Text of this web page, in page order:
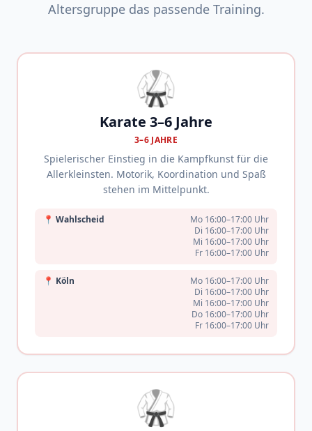
Altersgruppe das passende Training.
🥋
Karate 3–6 Jahre
3–6 JAHRE
Spielerischer Einstieg in die Kampfkunst für die
Allerkleinsten. Motorik, Koordination und Spaß
stehen im Mittelpunkt.
📍 Wahlscheid
Mo 16:00–17:00 Uhr
Di 16:00–17:00 Uhr
Mi 16:00–17:00 Uhr
Fr 16:00–17:00 Uhr
📍 Köln
Mo 16:00–17:00 Uhr
Di 16:00–17:00 Uhr
Mi 16:00–17:00 Uhr
Do 16:00–17:00 Uhr
Fr 16:00–17:00 Uhr
🥋